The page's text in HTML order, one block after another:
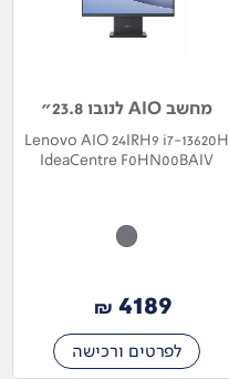
מחשב AIO לנובו 23.8"
Lenovo AIO 24IRH9 i7-13620H
IdeaCentre F0HN00BAIV
4189
₪
לפרטים ורכישה